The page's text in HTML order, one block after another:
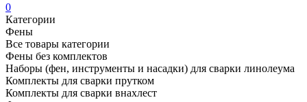
0
Категории
Фены
Все товары категории
Фены без комплектов
Наборы (фен, инструменты и насадки) для сварки линолеума
Комплекты для сварки прутком
Комплекты для сварки внахлест